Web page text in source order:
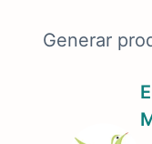
Generar